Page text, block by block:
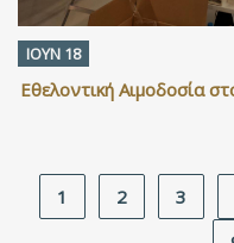
ΙΟΥΝ 18
Εθελοντική Αιμοδοσία
1 2 3